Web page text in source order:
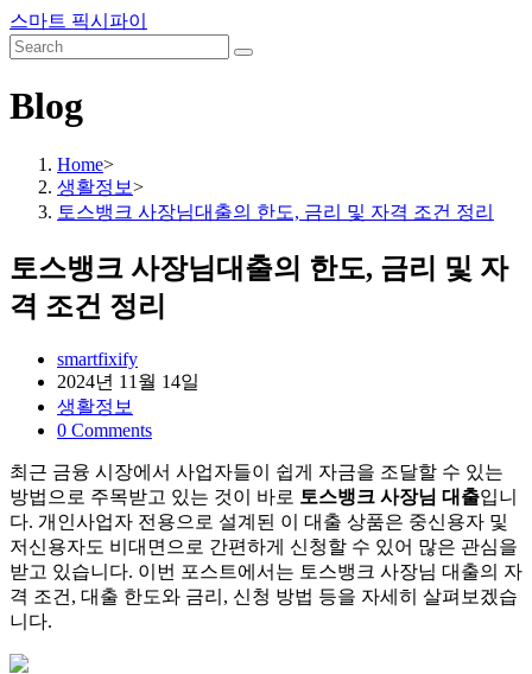
Skip
to
content
스마트 픽시파이
Blog
Home>
생활정보>
토스뱅크 사장님대출의 한도, 금리 및 자격 조건 정리
토스뱅크 사장님대출의 한도, 금리 및 자
격 조건 정리
Post
author:
smartfixify
Post
published:
2024년 11월 14일
Post
category:
생활정보
Post
0 Comments
최근 금융 시장에서 사업자들이 쉽게 자금을 조달할 수 있는
방법으로 주목받고 있는 것이 바로 토스뱅크 사장님 대출입니
다. 개인사업자 전용으로 설계된 이 대출 상품은 중신용자 및
저신용자도 비대면으로 간편하게 신청할 수 있어 많은 관심을
받고 있습니다. 이번 포스트에서는 토스뱅크 사장님 대출의 자
격 조건, 대출 한도와 금리, 신청 방법 등을 자세히 살펴보겠습
니다.